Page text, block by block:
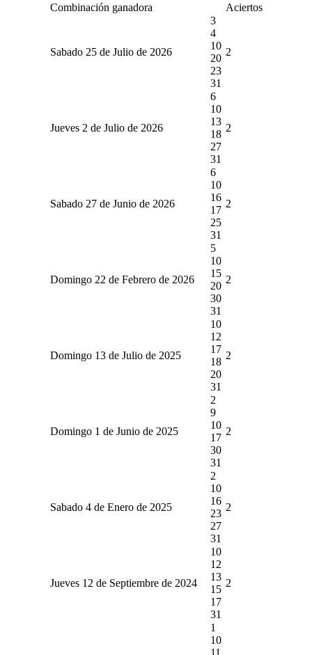
Combinación ganadora Aciertos
Sabado 25 de Julio de 2026
3
4
10
20
23
31
2
Jueves 2 de Julio de 2026
6
10
13
18
27
31
2
Sabado 27 de Junio de 2026
6
10
16
17
25
31
2
Domingo 22 de Febrero de 2026
5
10
15
20
30
31
2
Domingo 13 de Julio de 2025
10
12
17
18
20
31
2
Domingo 1 de Junio de 2025
2
9
10
17
30
31
2
Sabado 4 de Enero de 2025
2
10
16
23
27
31
2
Jueves 12 de Septiembre de 2024
10
12
13
15
17
31
2
1
10
11